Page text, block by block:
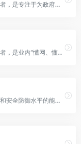
奇安信是中国企业级网络安全市场的领军者，是专注于为政府和企业提供新一代网络安全产品和服务的综合型集团公司。公司以“数据驱动安全”为技术思想，创新建立了新一代协同防御体系，全面涵盖大数据安全分析、网关安全、终端安全、网站安全、移动安全、云安全、无线安全、数据安全、代码安全等全领域安全产品及解决方案。
亚信安全是中国网络安全软件领域的领跑者，是业内“懂网、懂云”的网络安全公司。承继亚信30年互联网建设经验，肩负守护互联网之使命，亚信安全于2015年正式启航，目前已成为建设中国网络安全的重要力量。
安天是专注于提升网络威胁检测共性能力和安全防御水平的能力型安全厂商。通过20余年自主研发积累，安天强化了面向全体系结构和系统平台所研发的AVL SDK反病毒引擎。安天产品和生态伙伴产品通过嵌入AVL SDK获得病毒和恶意代码检测能力，依托自主研发的澜砥威胁分析大模型，基于引擎共性能力、威胁分析体系、赛博超脑分析平台实现更快速的能力迭代。安天打造了聚焦主机系统和工作负载安全场景的政企安全产品，提升客户的威胁检测、防护、分析、猎杀能力，支撑客户达成敏捷高效的运营闭环。